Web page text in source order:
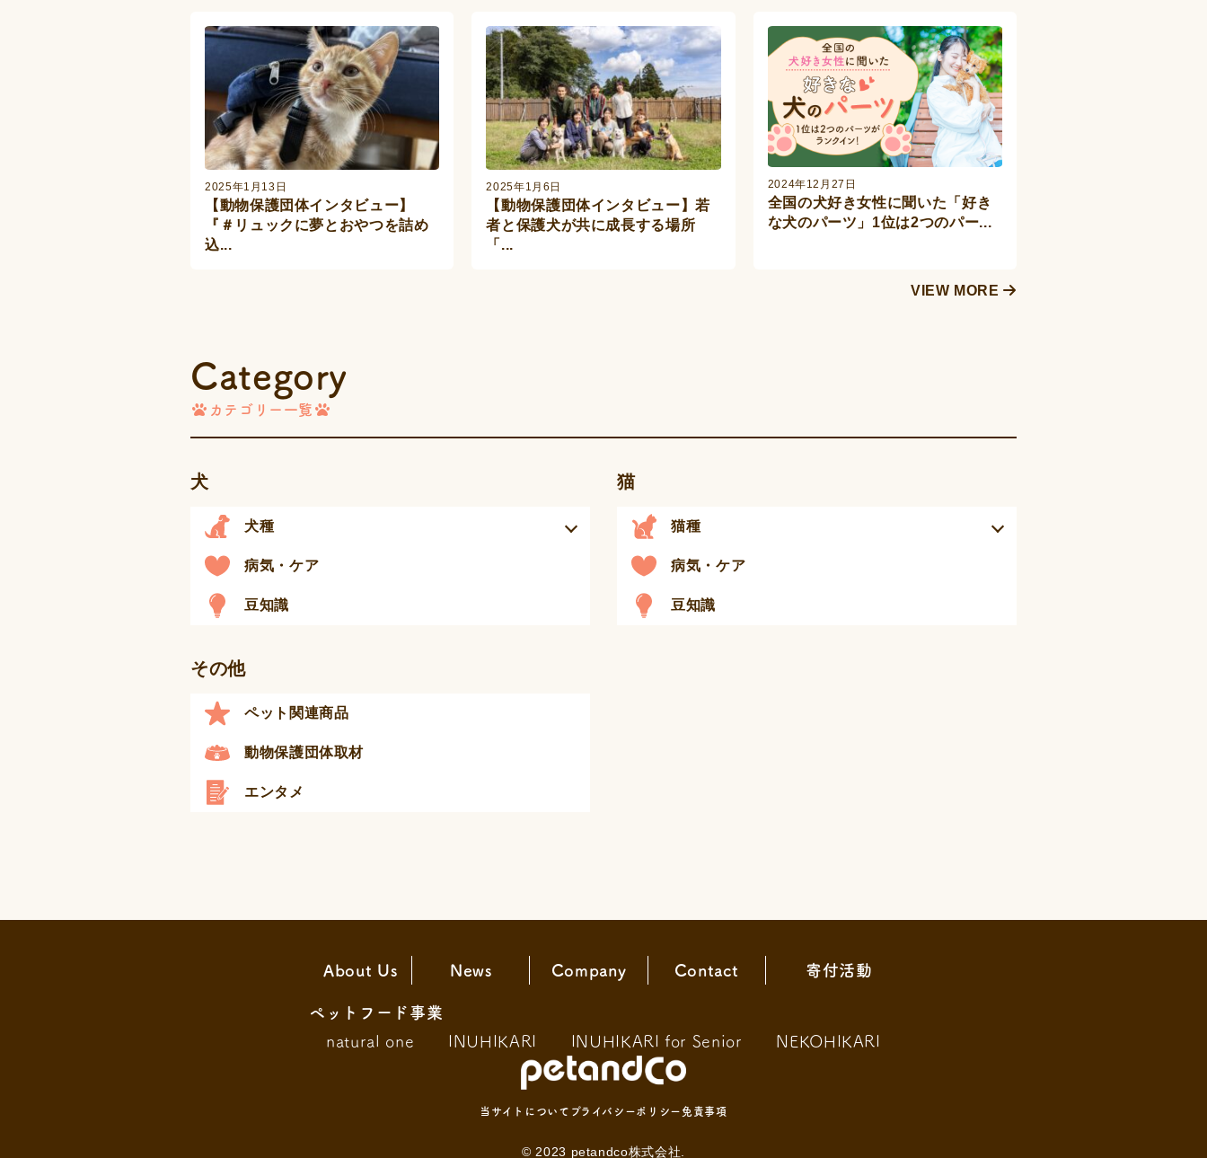
2025年1月13日
【動物保護団体インタビュー】
『＃リュックに夢とおやつを詰め
込...
2025年1月6日
【動物保護団体インタビュー】若
者と保護犬が共に成長する場所
「...
2024年12月27日
全国の犬好き女性に聞いた「好き
な犬のパーツ」1位は2つのパー...
VIEW MORE
Category
カテゴリー一覧
犬
犬種
病気・ケア
豆知識
猫
猫種
病気・ケア
豆知識
その他
ペット関連商品
動物保護団体取材
エンタメ
About Us News Company Contact 寄付活動
ペットフード事業
natural one
INUHIKARI INUHIKARI for Senior NEKOHIKARI
当サイトについて プライバシーポリシー 免責事項
© 2023 petandco株式会社.